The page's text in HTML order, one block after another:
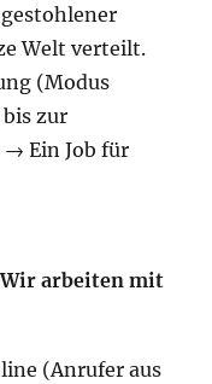
Welt verteilt.
(Modus
zur
→ Ein Job für
arbeiten mit
(Anrufer aus